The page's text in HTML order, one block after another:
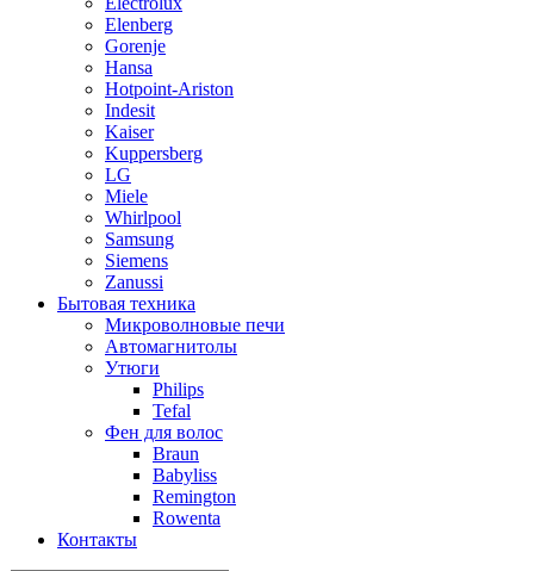
Elenberg
Gorenje
Hansa
Hotpoint-Ariston
Indesit
Kaiser
Kuppersberg
LG
Miele
Whirlpool
Samsung
Siemens
Zanussi
Бытовая техника
Микроволновые печи
Автомагнитолы
Утюги
Philips
Tefal
Фен для волос
Braun
Babyliss
Remington
Rowenta
Контакты